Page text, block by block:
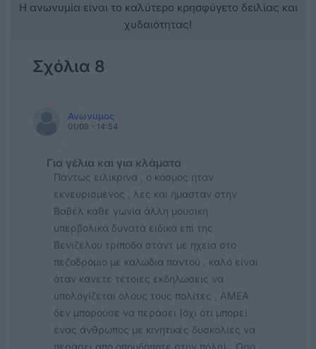
Η ανωνυμία είναι το καλύτερο κρησφύγετο δειλίας και
χυδαιότητας!
Σχόλια 8
Ανώνυμος
01/09 - 14:54
Για γέλια και για κλάματα
Πάντως ειλικρινά , ο κόσμος ήταν
εκνευρισμένος , λες και ήμασταν στην
Βαβέλ κάθε γωνία άλλη μουσική
υπερβολικά δυνατά ειδικά επί της
Βενιζέλου τρίποδα στάντ με ηχεία στο
πεζοδρόμιο με καλώδια παντού , καλό είναι
όταν κάνετε τέτοιες εκδηλώσεις να
υπολογίζεται όλους τους πολίτες , ΑΜΕΑ
δεν μπορούσε να περάσει (όχι ότι μπορεί
ένας άνθρωπος με κινητικές δυσκολίες να